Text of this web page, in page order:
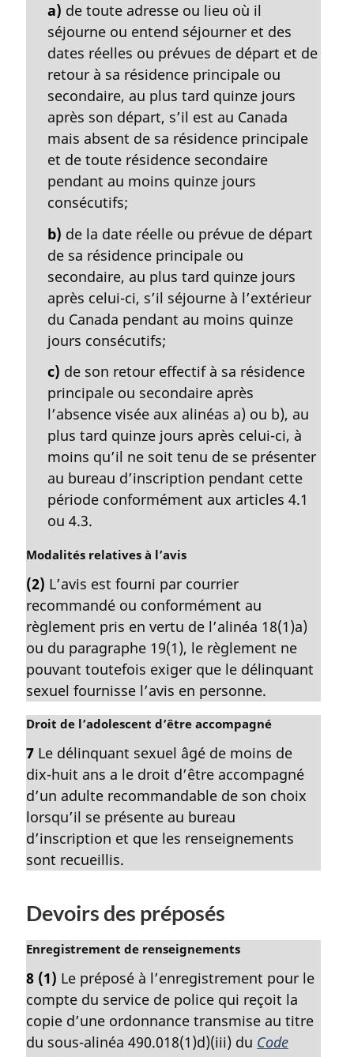
a) de toute adresse ou lieu où il
séjourne ou entend séjourner et des
dates réelles ou prévues de départ et de
retour à sa résidence principale ou
secondaire, au plus tard quinze jours
après son départ, s’il est au Canada
mais absent de sa résidence principale
et de toute résidence secondaire
pendant au moins quinze jours
consécutifs;
b) de la date réelle ou prévue de départ
de sa résidence principale ou
secondaire, au plus tard quinze jours
après celui-ci, s’il séjourne à l’extérieur
du Canada pendant au moins quinze
jours consécutifs;
c) de son retour effectif à sa résidence
principale ou secondaire après
l’absence visée aux alinéas a) ou b), au
plus tard quinze jours après celui-ci, à
moins qu’il ne soit tenu de se présenter
au bureau d’inscription pendant cette
période conformément aux articles 4.1
ou 4.3.
N
t
e
m
a
g
i
n
a
l
e
:
Modalités relatives à l’avis
(2) L’avis est fourni par courrier
recommandé ou conformément au
règlement pris en vertu de l’alinéa 18(1)a)
ou du paragraphe 19(1), le règlement ne
pouvant toutefois exiger que le délinquant
sexuel fournisse l’avis en personne.
N
t
e
m
a
g
i
:
Droit de l’adolescent d’être accompagné
7 Le délinquant sexuel âgé de moins de
dix-huit ans a le droit d’être accompagné
d’un adulte recommandable de son choix
lorsqu’il se présente au bureau
d’inscription et que les renseignements
sont recueillis.
Devoirs des préposés
N
t
e
m
a
Enregistrement de renseignements
8 (1) Le préposé à l’enregistrement pour le
compte du service de police qui reçoit la
copie d’une ordonnance transmise au titre
du sous-alinéa 490.018(1)d)(iii) du Code